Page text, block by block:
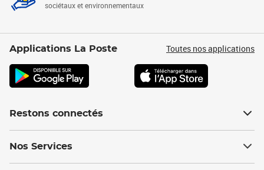
sociétaux et environnementaux
Applications La Poste Toutes nos applications
Restons connectés
Nos Services